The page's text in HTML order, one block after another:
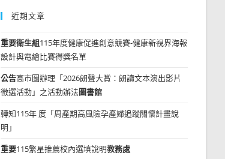
近期文章
重要衛生組115年度健康促進創意競賽-健康新視界海報
設計與電繪比賽得獎名單
公告高市圖辦理「2026朗聲大賞：朗讀文本演出影片
徵選活動」之活動辦法圖書館
轉知115年 度「周產期高風險孕產婦追蹤關懷計畫說
明」
重要115繁星推薦校內選填說明教務處